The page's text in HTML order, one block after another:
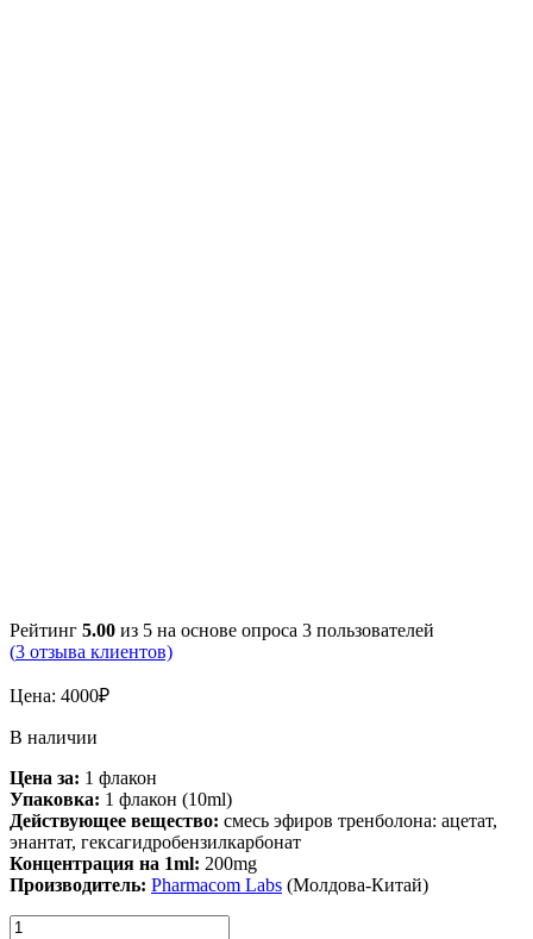
Рейтинг 5.00 из 5 на основе опроса 3 пользователей
(3 отзыва клиентов)
Цена: 4000₽
В наличии
Цена за: 1 флакон
Упаковка: 1 флакон (10ml)
Действующее вещество: смесь эфиров тренболона: ацетат,
энантат, гексагидробензилкарбонат
Концентрация на 1ml: 200mg
Производитель: Pharmacom Labs (Молдова-Китай)